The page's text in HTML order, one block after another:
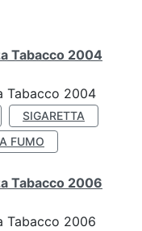
Tabacco 2004
Tabacco 2004
SIGARETTA
FUMO
Tabacco 2006
Tabacco 2006